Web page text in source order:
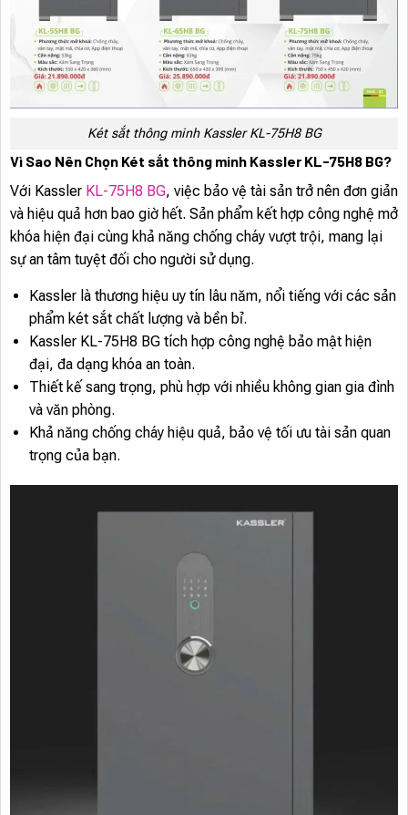
Két sắt thông minh Kassler KL-75H8 BG
Vì Sao Nên Chọn Két sắt thông minh Kassler KL-75H8 BG?
Với Kassler KL-75H8 BG, việc bảo vệ tài sản trở nên đơn giản
và hiệu quả hơn bao giờ hết. Sản phẩm kết hợp công nghệ mở
khóa hiện đại cùng khả năng chống cháy vượt trội, mang lại
sự an tâm tuyệt đối cho người sử dụng.
Kassler là thương hiệu uy tín lâu năm, nổi tiếng với các sản
phẩm két sắt chất lượng và bền bỉ.
Kassler KL-75H8 BG tích hợp công nghệ bảo mật hiện
đại, đa dạng khóa an toàn.
Thiết kế sang trọng, phù hợp với nhiều không gian gia đình
và văn phòng.
Khả năng chống cháy hiệu quả, bảo vệ tối ưu tài sản quan
trọng của bạn.